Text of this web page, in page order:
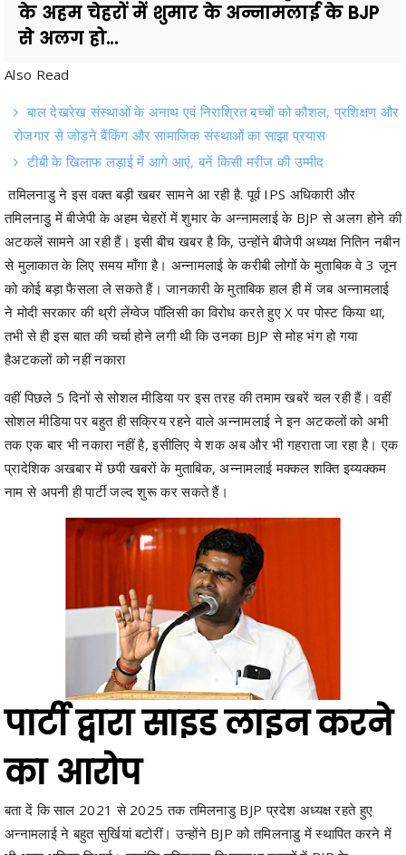
Also Read
रोजगार से जोड़ने बैंकिंग और सामाजिक संस्थाओं का साझा प्रयास
टीबी के खिलाफ लड़ाई में आगे आएं, बनें किसी मरीज की उम्मीद
तमिलनाडु ने इस वक्त बड़ी खबर सामने आ रही है. पूर्व IPS अधिकारी और
तमिलनाडु में बीजेपी के अहम चेहरों में शुमार के अन्नामलाई के BJP से अलग होने की
अटकलें सामने आ रही हैं। इसी बीच खबर है कि, उन्होंने बीजेपी अध्यक्ष नितिन नबीन
से मुलाकात के लिए समय माँगा है। अन्नामलाई के करीबी लोगों के मुताबिक वे 3 जून
को कोई बड़ा फैसला ले सकते हैं। जानकारी के मुताबिक हाल ही में जब अन्नामलाई
ने मोदी सरकार की थ्री लेंग्वेज पॉलिसी का विरोध करते हुए X पर पोस्ट किया था,
तभी से ही इस बात की चर्चा होने लगी थी कि उनका BJP से मोह भंग हो गया
हैअटकलों को नहीं नकारा
वहीं पिछले 5 दिनों से सोशल मीडिया पर इस तरह की तमाम खबरें चल रही हैं। वहीं
सोशल मीडिया पर बहुत ही सक्रिय रहने वाले अन्नामलाई ने इन अटकलों को अभी
तक एक बार भी नकारा नहीं है, इसीलिए ये शक अब और भी गहराता जा रहा है। एक
प्रादेशिक अखबार में छपी खबरों के मुताबिक, अन्नामलाई मक्कल शक्ति इय्यक्कम
नाम से अपनी ही पार्टी जल्द शुरू कर सकते हैं।
पार्टी द्वारा साइड लाइन करने
का आरोप
बता दें कि साल 2021 से 2025 तक तमिलनाडु BJP प्रदेश अध्यक्ष रहते हुए
अन्नामलाई ने बहुत सुर्खियां बटोरीं। उन्होंने BJP को तमिलनाडु में स्थापित करने में
भी अहम भूमिका निभाई। हालांकि तमिलनाडु विधानसभा चुनावों में BJP के
AIADMK के साथ चुनावी गठबंधन के फैसले से भी वे खुश नहीं थे। उनके समर्थक